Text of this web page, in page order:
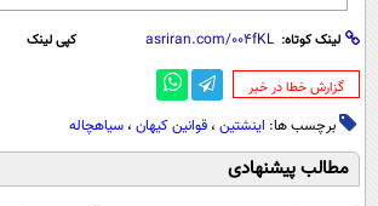
لینک کوتاه: کپی لینک
‌گزارش خطا در خبر
برچسب ها: اینشتین ، قوانین کیهان ، سیاهچاله
مطالب پیشنهادی